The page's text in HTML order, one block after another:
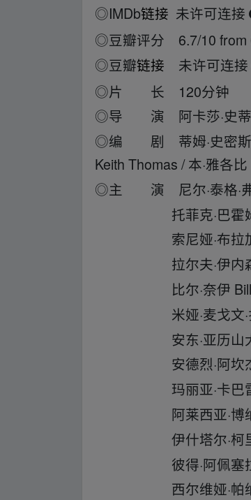
◎IMDb链接 未许可连接
◎豆瓣评分 6.7/10 from
◎豆瓣链接
未许可连接
◎片 长 120分钟
◎导 演 阿卡莎·史蒂
◎编 剧 蒂姆·史密斯
Keith Thomas / 本·雅各
◎主 演 尼尔·泰格·弗
托菲克·巴霍姆
索尼娅·布拉加
拉尔夫·伊内森
比尔·奈伊 Bill
米娅·麦戈文·扎伊
安东·亚历山大
安德烈·阿坎杰利
玛丽亚·卡巴雷诺
阿莱西亚·博纳奇
伊什塔尔·柯里-威
彼得·阿佩塞拉
西尔维娅·帕纳乔